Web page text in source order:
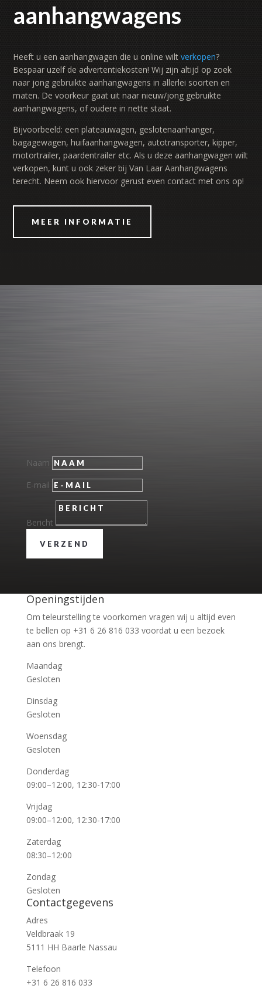
aanhangwagens
Heeft u een aanhangwagen die u online wiltverkopen?
Bespaar uzelf de advertentiekosten! Wij zijn altijd op zoek
naar jong gebruikte aanhangwagens in allerlei soorten en
maten. De voorkeur gaat uit naar nieuw/jong gebruikte
aanhangwagens, of oudere in nette staat.
Bijvoorbeeld: een plateauwagen, geslotenaanhanger,
bagagewagen, huifaanhangwagen, autotransporter, kipper,
motortrailer, paardentrailer etc. Als u deze aanhangwagen wilt
verkopen, kunt u ook zeker bij Van Laar Aanhangwagens
terecht. Neem ook hiervoor gerust even contact met ons op!
MEER INFORMATIE
Naam
E-mail
Bericht
VERZEND
Openingstijden
Om teleurstelling te voorkomen vragen wij u altijd even
te bellen op +31 6 26 816 033 voordat u een bezoek
aan ons brengt.
Maandag
Gesloten
Dinsdag
Gesloten
Woensdag
Gesloten
Donderdag
09:00–12:00, 12:30-17:00
Vrijdag
09:00–12:00, 12:30-17:00
Zaterdag
08:30–12:00
Zondag
Gesloten
Contactgegevens
Adres
Veldbraak 19
5111 HH Baarle Nassau
Telefoon
+31 6 26 816 033